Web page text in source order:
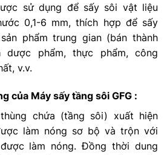
sử dụng để sấy sôi vật liệu
0,1-6 mm, thích hợp để sấy
phẩm trung gian (bán thành
dược phẩm, thực phẩm, công
v.v.
của Máy sấy tầng sôi GFG :
chứa (tầng sôi) xuất hiện
làm nóng sơ bộ và trộn với
làm nóng. Đồng thời dung